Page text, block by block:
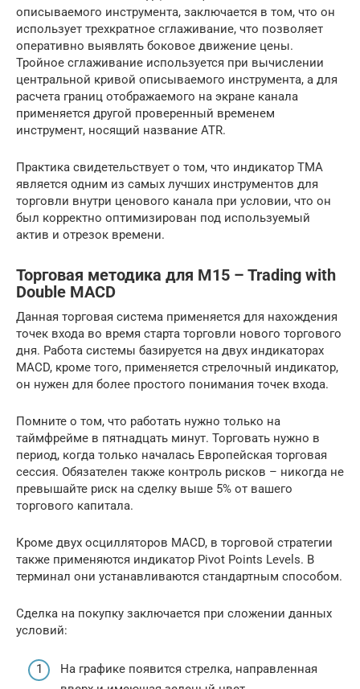
описываемого инструмента, заключается в том, что он
использует трехкратное сглаживание, что позволяет
оперативно выявлять боковое движение цены.
Тройное сглаживание используется при вычислении
центральной кривой описываемого инструмента, а для
расчета границ отображаемого на экране канала
применяется другой проверенный временем
инструмент, носящий название ATR.
Практика свидетельствует о том, что индикатор TMA
является одним из самых лучших инструментов для
торговли внутри ценового канала при условии, что он
был корректно оптимизирован под используемый
актив и отрезок времени.
Торговая методика для M15 – Trading with
Double MACD
Данная торговая система применяется для нахождения
точек входа во время старта торговли нового торгового
дня. Работа системы базируется на двух индикаторах
MACD, кроме того, применяется стрелочный индикатор,
он нужен для более простого понимания точек входа.
Помните о том, что работать нужно только на
таймфрейме в пятнадцать минут. Торговать нужно в
период, когда только началась Европейская торговая
сессия. Обязателен также контроль рисков – никогда не
превышайте риск на сделку выше 5% от вашего
торгового капитала.
Кроме двух осцилляторов MACD, в торговой стратегии
также применяются индикатор Pivot Points Levels. В
терминал они устанавливаются стандартным способом.
Сделка на покупку заключается при сложении данных
условий:
На графике появится стрелка, направленная